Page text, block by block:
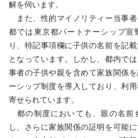
解を伺います。
また、性的マイノリティー当事者
都では東京都パートナーシップ宣
り、特記事項欄に子供の名前を記
となっています。しかし、都内で
事者の子供や親を含めて家族関係
ーシップ制度を導入しており、利
寄せられています。
都の制度においても、親の名前
し、さらに家族関係の証明を可能